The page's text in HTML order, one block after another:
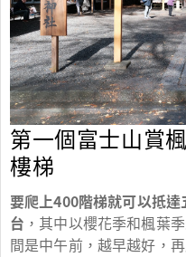
第一個富士山賞
樓梯
要爬上400階梯就可以抵
台 ，其中以櫻花季和楓葉
間是中午前，越早越好，